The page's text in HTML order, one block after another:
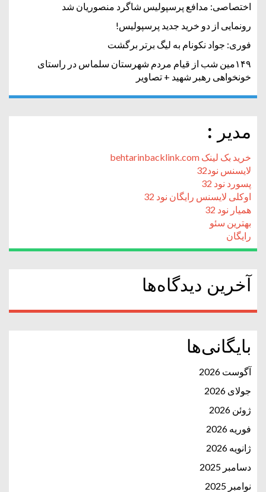
اختصاصی: مدافع پرسپولیس شاگرد منصوریان شد
رونمایی از دو خرید جدید پرسپولیس!
فوری: جواد نکونام به لیگ برتر برگشت
۱۴۹مین شب از قیام مردم شهرستان سلماس در راستای
خونخواهی رهبر شهید + تصاویر
مدیر :
خرید بک لینک behtarinbacklink.com
لایسنس نود32
پسورد نود 32
اوکلی لایسنس رایگان نود 32
همیار نود 32
بهترین سئو
رایگان
آخرین دیدگاه‌ها
بایگانی‌ها
آگوست 2026
جولای 2026
ژوئن 2026
فوریه 2026
ژانویه 2026
دسامبر 2025
نوامبر 2025